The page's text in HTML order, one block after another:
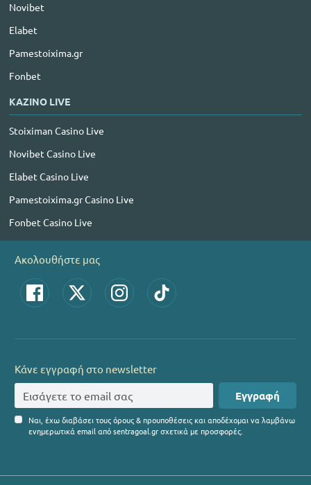
Novibet
Elabet
Pamestoixima.gr
Fonbet
ΚΑΖΙΝΟ LIVE
Stoiximan Casino Live
Novibet Casino Live
Elabet Casino Live
Pamestoixima.gr Casino Live
Fonbet Casino Live
Ακολουθήστε μας
Κάνε εγγραφή στο newsletter
Εγγραφή
Ναι, έχω διαβάσει τους όρους & προυποθέσεις και αποδέχομαι να λαμβάνω
ενημερωτικά email από sentragoal.gr σχετικά με προσφορές.